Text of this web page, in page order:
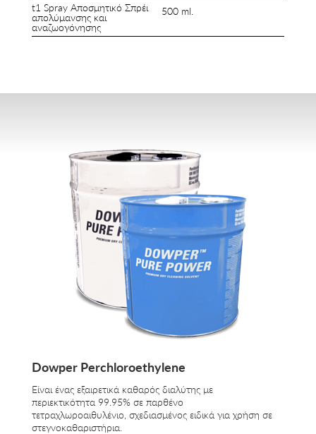
t1 Spray Αποσμητικό Σπρέι
απολύμανσης και
αναζωογόνησης
500 ml.
Dowper Perchloroethylene
Είναι ένας εξαιρετικά καθαρός διαλύτης με
περιεκτικότητα 99.95% σε παρθένο
τετραχλωροαιθυλένιο, σχεδιασμένος ειδικά για χρήση σε
στεγνοκαθαριστήρια.